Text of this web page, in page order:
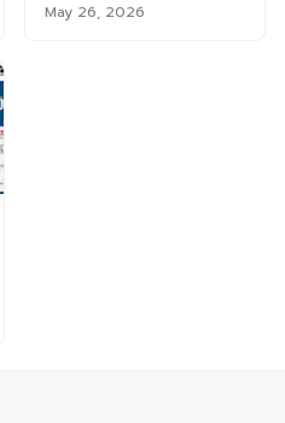
May 26, 2026